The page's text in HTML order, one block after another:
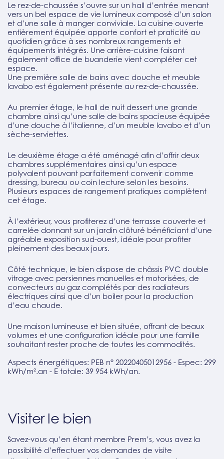
Le rez-de-chaussée s’ouvre sur un hall d’entrée menant
vers un bel espace de vie lumineux composé d’un salon
et d’une salle à manger conviviale. La cuisine ouverte
entièrement équipée apporte confort et praticité au
quotidien grâce à ses nombreux rangements et
équipements intégrés. Une arrière-cuisine faisant
également office de buanderie vient compléter cet
espace.
Une première salle de bains avec douche et meuble
lavabo est également présente au rez-de-chaussée.
Au premier étage, le hall de nuit dessert une grande
chambre ainsi qu’une salle de bains spacieuse équipée
d’une douche à l’italienne, d’un meuble lavabo et d’un
sèche-serviettes.
Le deuxième étage a été aménagé afin d’offrir deux
chambres supplémentaires ainsi qu’un espace
polyvalent pouvant parfaitement convenir comme
dressing, bureau ou coin lecture selon les besoins.
Plusieurs espaces de rangement pratiques complètent
cet étage.
À l’extérieur, vous profiterez d’une terrasse couverte et
carrelée donnant sur un jardin clôturé bénéficiant d’une
agréable exposition sud-ouest, idéale pour profiter
pleinement des beaux jours.
Côté technique, le bien dispose de châssis PVC double
vitrage avec persiennes manuelles et motorisées, de
convecteurs au gaz complétés par des radiateurs
électriques ainsi que d’un boiler pour la production
d’eau chaude.
Une maison lumineuse et bien située, offrant de beaux
volumes et une configuration idéale pour une famille
souhaitant rester proche de toutes les commodités.
Aspects énergétiques: PEB n° 20220405012956 - Espec: 299
kWh/m².an - E totale: 39 954 kWh/an.
Visiter le bien
Savez-vous qu’en étant membre Prem’s, vous avez la
possibilité d’effectuer vos demandes de visite